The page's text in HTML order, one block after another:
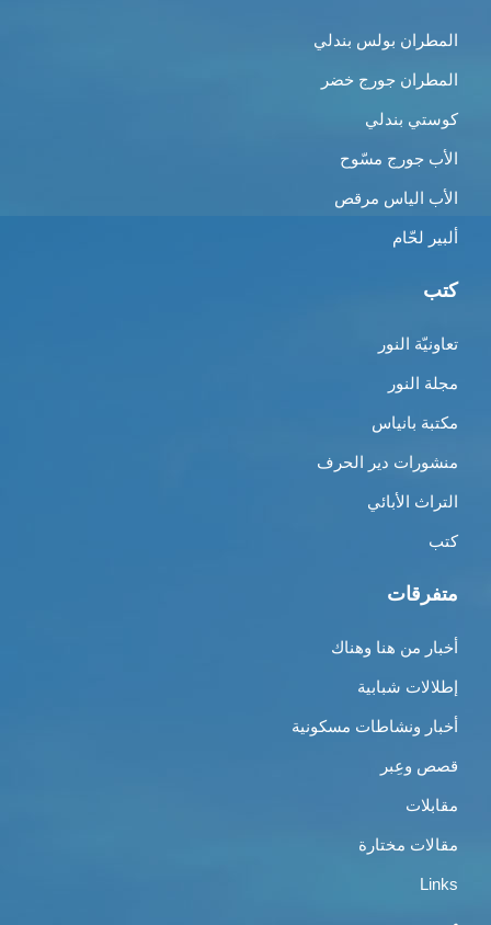
المطران بولس بندلي
المطران جورج خضر
كوستي بندلي
الأب جورج مسّوح
الأب الياس مرقص
ألبير لحّام
كتب
تعاونيّة النور
مجلة النور
مكتبة بانياس
منشورات دير الحرف
التراث الأبائي
كتب
متفرقات
أخبار من هنا وهناك
إطلالات شبابية
أخبار ونشاطات مسكونية
قصص وعِبر
مقابلات
مقالات مختارة
Links